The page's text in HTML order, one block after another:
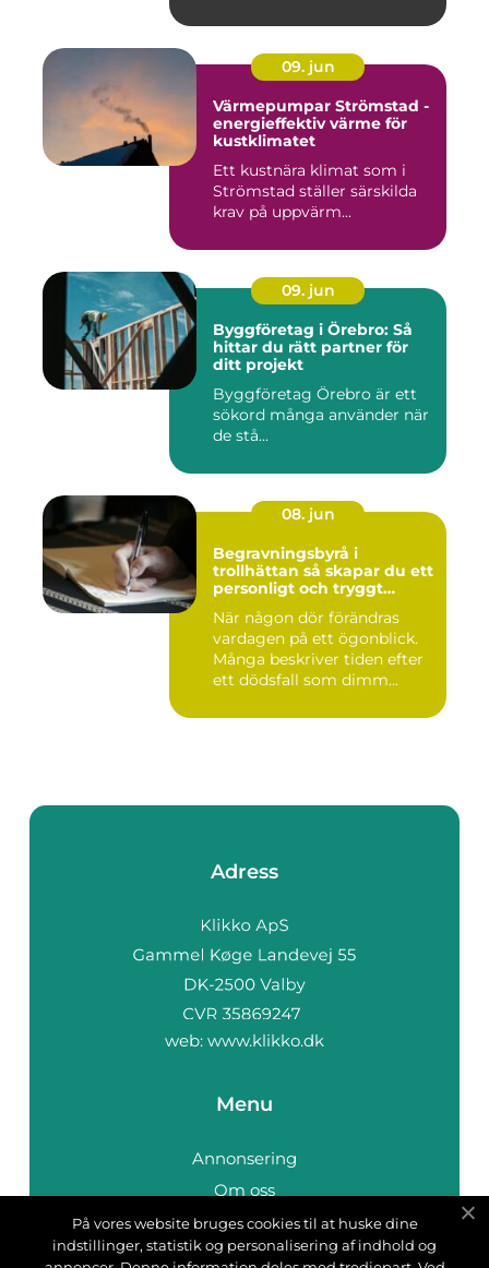
09. jun
Värmepumpar Strömstad -
energieffektiv värme för
kustklimatet
Ett kustnära klimat som i
Strömstad ställer särskilda
krav på uppvärm...
09. jun
Byggföretag i Örebro: Så
hittar du rätt partner för
ditt projekt
Byggföretag Örebro är ett
sökord många använder när
de stå...
08. jun
Begravningsbyrå i
trollhättan så skapar du ett
personligt och tryggt
När någon dör förändras
vardagen på ett ögonblick.
Många beskriver tiden efter
ett dödsfall som dimm...
Adress
web: www.klikko.dk
Menu
Annonsering
Om oss
Cookies
Kontakta oss
På vores website bruges cookies til at huske dine
indstillinger, statistik og personalisering af indhold og